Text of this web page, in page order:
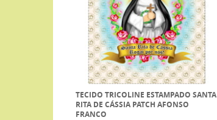
TECIDO TRICOLINE ESTAMPADO SANTA
RITA DE CÁSSIA PATCH AFONSO
FRANCO